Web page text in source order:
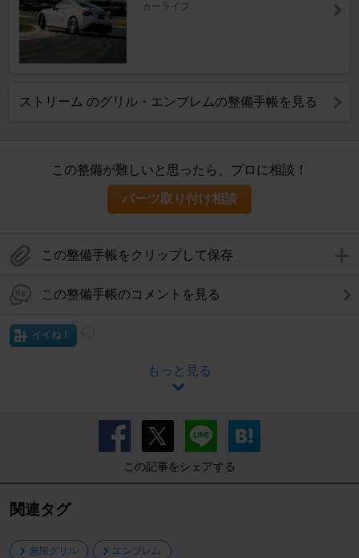
カーライフ
ストリーム のグリル・エンブレムの整備手帳を見る
この整備が難しいと思ったら、プロに相談！
パーツ取り付け相談
この整備手帳をクリップして保存
この整備手帳のコメントを見る
イイね！
もっと見る
この記事をシェアする
関連タグ
無限グリル エンブレム